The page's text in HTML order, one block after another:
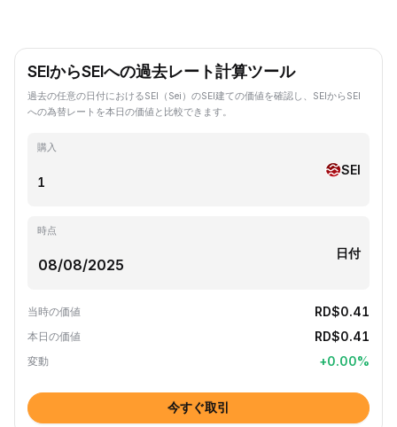
SEIからSEIへの過去レート計算ツール
過去の任意の日付におけるSEI（Sei）のSEI建ての価値を確認し、SEIからSEI
への為替レートを本日の価値と比較できます。
購入
SEI
時点
日付
当時の価値 RD$0.41
本日の価値 RD$0.41
変動 +0.00%
今すぐ取引